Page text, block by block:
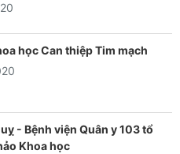
học Can thiệp Tim mạch
- Bệnh viện Quân y 103 tổ
Khoa học